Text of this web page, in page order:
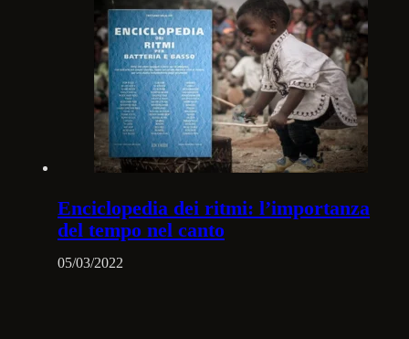
Enciclopedia dei ritmi: l’importanza
del tempo nel canto
05/03/2022